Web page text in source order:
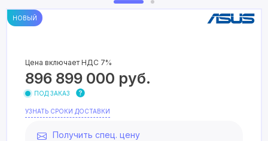
НОВЫЙ
Цена включает НДС 7%
896 899 000 руб.
ПОД ЗАКАЗ
УЗНАТЬ СРОКИ ДОСТАВКИ
Получить спец. цену